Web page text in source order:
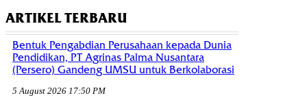
ARTIKEL TERBARU
Bentuk Pengabdian Perusahaan kepada Dunia
Pendidikan, PT Agrinas Palma Nusantara
(Persero) Gandeng UMSU untuk Berkolaborasi
5 August 2026 17:50 PM